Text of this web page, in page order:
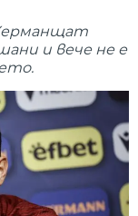
и вече не е